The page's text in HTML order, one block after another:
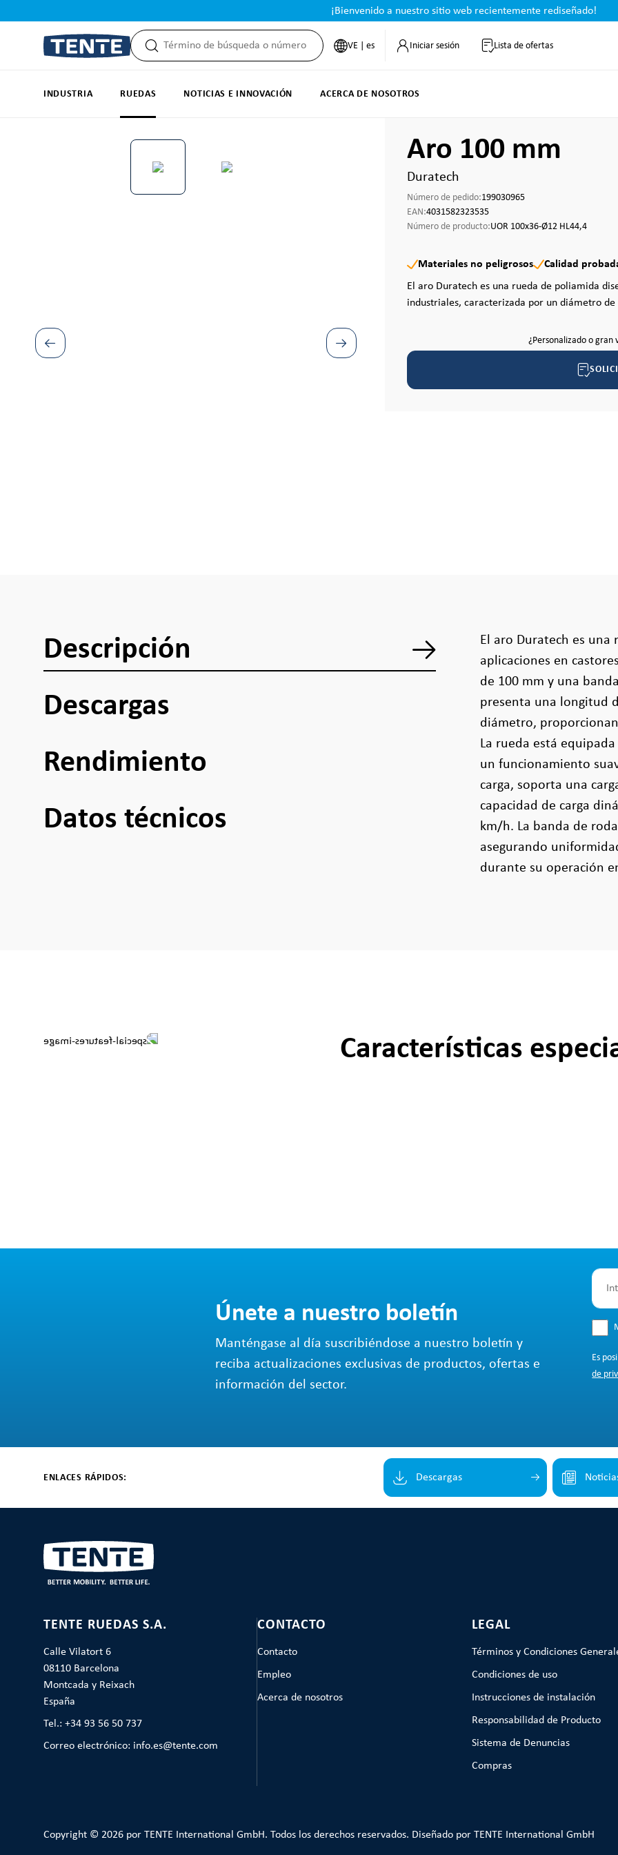
¡Bienvenido a nuestro sitio web recientemente rediseñado!
VE | es Iniciar sesión Lista de ofertas
INDUSTRIA RUEDAS NOTICIAS E INNOVACIÓN ACERCA DE NOSOTROS
Omitir galería de imágenes Aro 100 mm
Duratech
Número de pedido:199030965
EAN:4031582323535
Número de producto:UOR 100x36-Ø12 HL44,4
Materiales no peligrosos
Calidad
El aro Duratech es una rueda de poliamida
industriales, caracterizada por un diámetro
¿Personalizado o gran
Descripción
Descargas
Rendimiento
Datos técnicos
El aro Duratech es
aplicaciones en
de 100 mm y una
presenta una longitud
diámetro,
La rueda está
un funcionamiento
carga, soporta una
capacidad de carga
km/h. La banda de
asegurando
durante su operación
Características
Únete a nuestro boletín
Manténgase al día suscribiéndose a nuestro boletín y
reciba actualizaciones exclusivas de productos, ofertas e
información del sector.
Es
de
ENLACES RÁPIDOS: Descargas
TENTE RUEDAS S.A.
Calle Vilatort 6
08110 Barcelona
Montcada y Reixach
España
Tel.: +34 93 56 50 737
Correo electrónico: info.es@tente.com
CONTACTO
Contacto
Empleo
Acerca de nosotros
LEGAL
Términos y Condiciones
Condiciones de uso
Instrucciones de instalación
Responsabilidad de Producto
Sistema de Denuncias
Compras
Copyright © 2026 por TENTE International GmbH. Todos los derechos reservados. Diseñado por TENTE International GmbH